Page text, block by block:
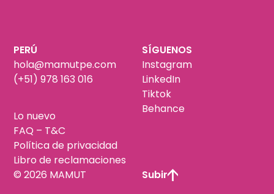
PERÚ
hola@mamutpe.com
(+51) 978 163 016
Lo nuevo
FAQ – T&C
Política de privacidad
Libro de reclamaciones
© 2026 MAMUT
SÍGUENOS
Instagram
LinkedIn
Tiktok
Behance
Subir